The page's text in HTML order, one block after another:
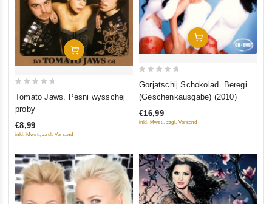
In Den Warenkorb
5
Tomato Jaws. Pesni wysschej
proby
€8,99
inkl. Mwst., zzgl. Versand
In Den Warenkorb
out
5
Gorjatschij Schokolad. Beregi
(Geschenkausgabe) (2010)
€16,99
inkl. Mwst., zzgl. Versand